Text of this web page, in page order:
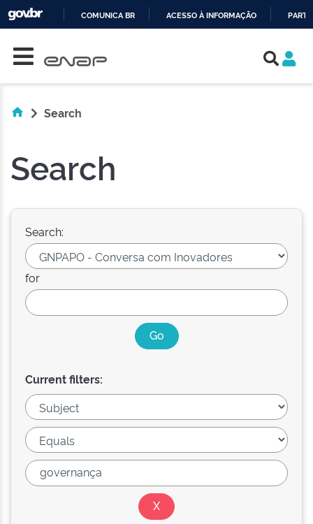
COMUNICA BR ACESSO À INFORMAÇÃO
Search
Search
Search:
for
Current filters: